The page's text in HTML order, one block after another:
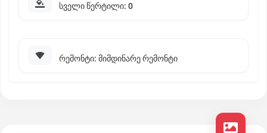
სველი წერტილი: 0
რემონტი: მიმდინარე რემონტი